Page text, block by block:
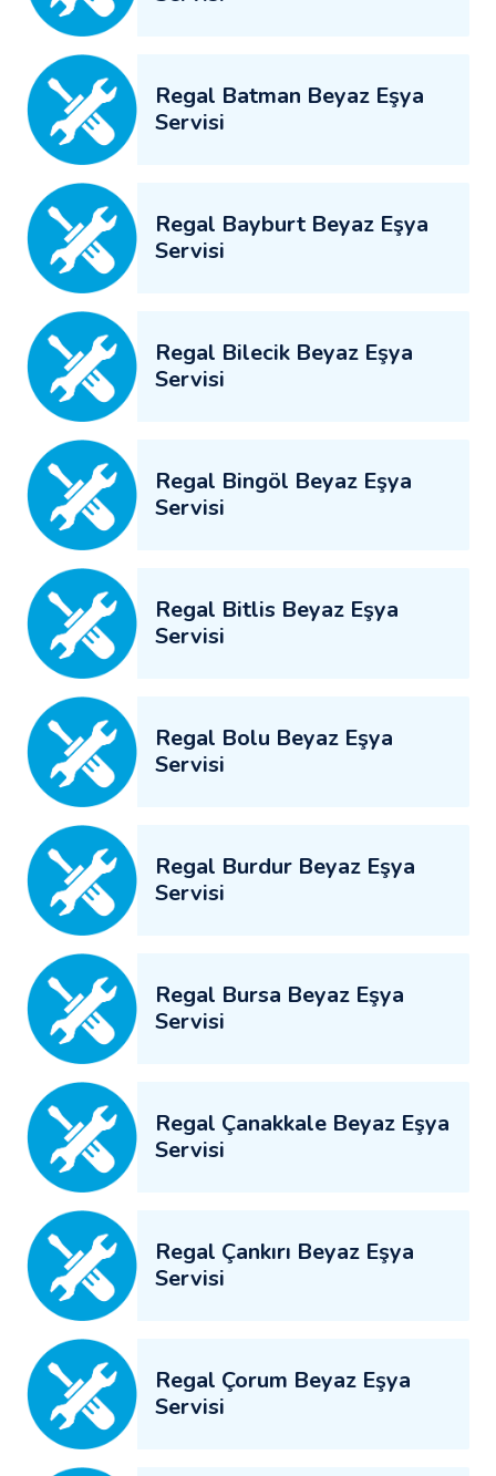
Regal Batman Beyaz Eşya
Servisi
Regal Bayburt Beyaz Eşya
Servisi
Regal Bilecik Beyaz Eşya
Servisi
Regal Bingöl Beyaz Eşya
Servisi
Regal Bitlis Beyaz Eşya
Servisi
Regal Bolu Beyaz Eşya
Servisi
Regal Burdur Beyaz Eşya
Servisi
Regal Bursa Beyaz Eşya
Servisi
Regal Çanakkale Beyaz Eşya
Servisi
Regal Çankırı Beyaz Eşya
Servisi
Regal Çorum Beyaz Eşya
Servisi